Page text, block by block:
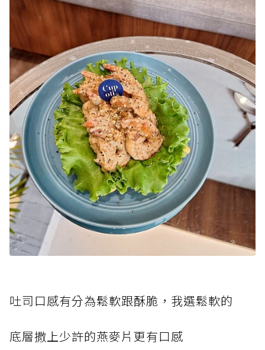
吐司口感有分為鬆軟跟酥脆，我選鬆軟的
底層撒上少許的燕麥片更有口感